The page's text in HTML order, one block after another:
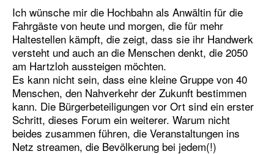
Ich wünsche mir die Hochbahn als Anwältin für die
Fahrgäste von heute und morgen, die für mehr
Haltestellen kämpft, die zeigt, dass sie ihr Handwerk
versteht und auch an die Menschen denkt, die 2050
am Hartzloh aussteigen möchten.
Es kann nicht sein, dass eine kleine Gruppe von 40
Menschen, den Nahverkehr der Zukunft bestimmen
kann. Die Bürgerbeteiligungen vor Ort sind ein erster
Schritt, dieses Forum ein weiterer. Warum nicht
beides zusammen führen, die Veranstaltungen ins
Netz streamen, die Bevölkerung bei jedem(!)